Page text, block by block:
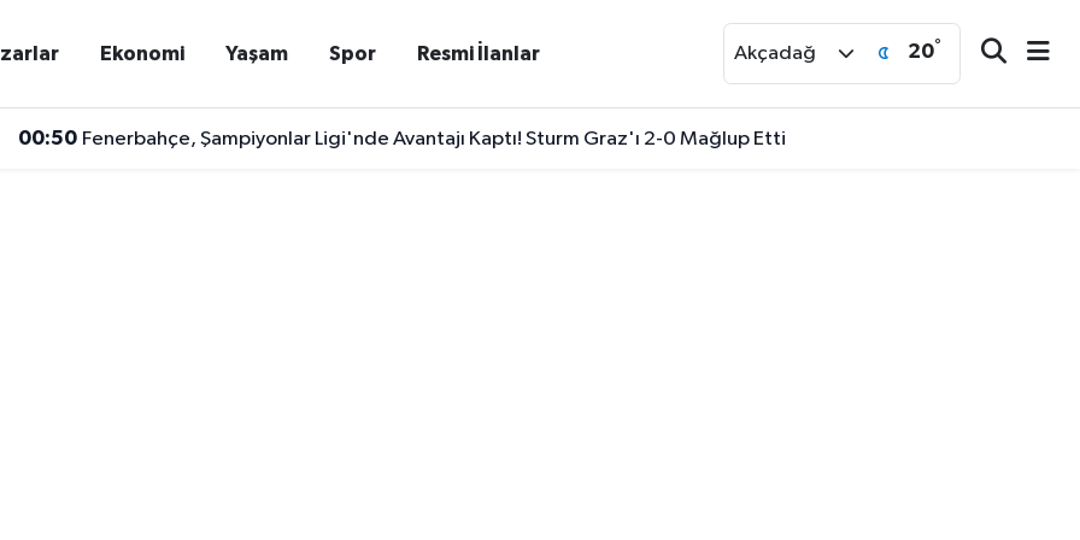
Ekonomi Yaşam Spor Resmi İlanlar Akçadağ 20°
00:50 Fenerbahçe, Şampiyonlar Ligi'nde Avantajı Kaptı! Sturm Graz'ı 2-0 Mağlup Etti